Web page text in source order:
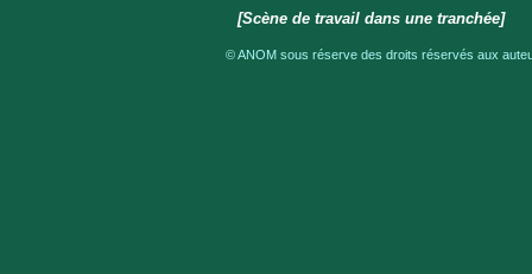
[Scène de travail dans une tranchée]
© ANOM sous réserve des droits réservés aux